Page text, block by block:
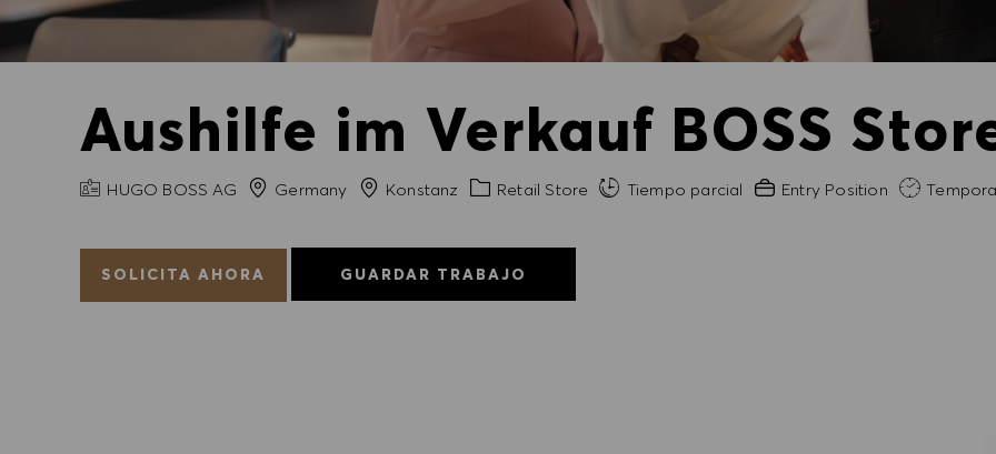
Aushilfe im Verkauf BOSS
NOMBRE DE LA EMPRESA
HUGO BOSS AG Germany CiudadKonstanz Categoría
Retail Store Tiempo parcial Experiencia necesaria
Entry Position
SOLICITA AHORA GUARDAR TRABAJO